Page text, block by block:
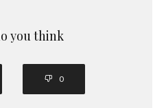
you think
0